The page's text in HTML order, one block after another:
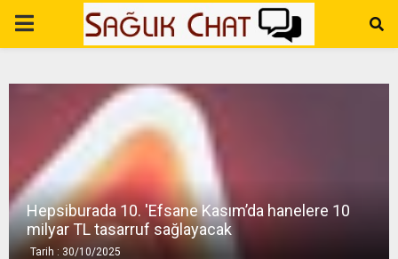
P
M
AHepsiburada 10. 'Efsane Kasım’da hanelere 10
milyar TL tasarruf sağlayacak
Tarih : 30/10/2025